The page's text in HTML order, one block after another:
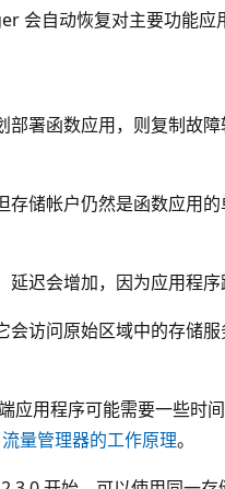
会自动恢复对主要功能应
署函数应用，则复制故
存储帐户仍然是函数应用
迟会增加，因为应用程序
会访问原始区域中的存储
应用程序可能需要一些时
流量管理器的工作原理。